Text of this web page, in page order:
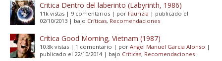
Critica Dentro del laberinto (Labyrinth, 1986)
11k vistas | 9 comentarios | por Faurizia | publicado el
02/10/2013 | bajo Críticas, Recomendaciones
Crítica Good Morning, Vietnam (1987)
10.8k vistas | 1 comentario | por Angel Manuel Garcia Alonso |
publicado el 22/10/2014| bajo Críticas, Recomendaciones